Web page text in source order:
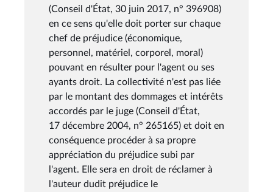
(Conseil d'État, 30 juin 2017, n° 396908)
en ce sens qu'elle doit porter sur chaque
chef de préjudice (économique,
personnel, matériel, corporel, moral)
pouvant en résulter pour l'agent ou ses
ayants droit. La collectivité n'est pas liée
par le montant des dommages et intérêts
accordés par le juge (Conseil d'État,
17 décembre 2004, n° 265165) et doit en
conséquence procéder à sa propre
appréciation du préjudice subi par
l'agent. Elle sera en droit de réclamer à
l'auteur dudit préjudice le